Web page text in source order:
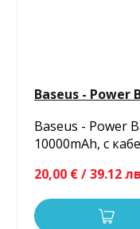
Baseus - Power
Baseus - Power
10000mAh, с
20,00 € / 39.12